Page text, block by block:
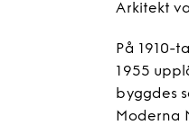
Arkitekt
På 1910-
1955
byggdes
Moderna